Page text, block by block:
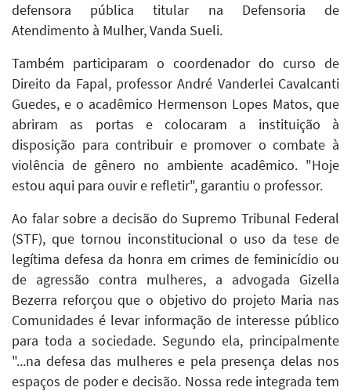
defensora pública titular na Defensoria de
Atendimento à Mulher, Vanda Sueli.
Também participaram o coordenador do curso de
Direito da Fapal, professor André Vanderlei Cavalcanti
Guedes, e o acadêmico Hermenson Lopes Matos, que
abriram as portas e colocaram a instituição à
disposição para contribuir e promover o combate à
violência de gênero no ambiente acadêmico. "Hoje
estou aqui para ouvir e refletir", garantiu o professor.
Ao falar sobre a decisão do Supremo Tribunal Federal
(STF), que tornou inconstitucional o uso da tese de
legítima defesa da honra em crimes de feminicídio ou
de agressão contra mulheres, a advogada Gizella
Bezerra reforçou que o objetivo do projeto Maria nas
Comunidades é levar informação de interesse público
para toda a sociedade. Segundo ela, principalmente
"...na defesa das mulheres e pela presença delas nos
espaços de poder e decisão. Nossa rede integrada tem